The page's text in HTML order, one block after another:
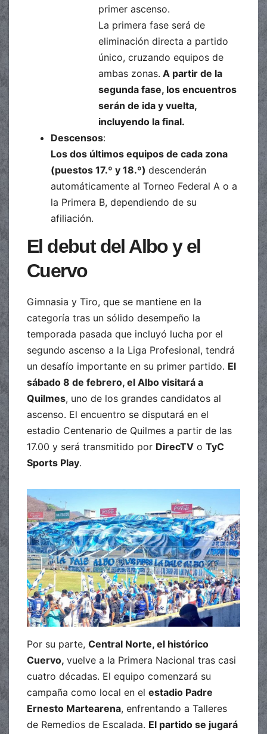
primer ascenso.
La primera fase será de
eliminación directa a partido
único, cruzando equipos de
ambas zonas. A partir de la
segunda fase, los encuentros
serán de ida y vuelta,
incluyendo la final.
Descensos:
Los dos últimos equipos de cada zona
(puestos 17.º y 18.º) descenderán
automáticamente al Torneo Federal A o a
la Primera B, dependiendo de su
afiliación.
El debut del Albo y el
Cuervo
Gimnasia y Tiro, que se mantiene en la
categoría tras un sólido desempeño la
temporada pasada que incluyó lucha por el
segundo ascenso a la Liga Profesional, tendrá
un desafío importante en su primer partido. El
sábado 8 de febrero, el Albo visitará a
Quilmes, uno de los grandes candidatos al
ascenso. El encuentro se disputará en el
estadio Centenario de Quilmes a partir de las
17.00 y será transmitido por DirecTV o TyC
Sports Play.
Por su parte, Central Norte, el histórico
Cuervo, vuelve a la Primera Nacional tras casi
cuatro décadas. El equipo comenzará su
campaña como local en el estadio Padre
Ernesto Martearena, enfrentando a Talleres
de Remedios de Escalada. El partido se jugará